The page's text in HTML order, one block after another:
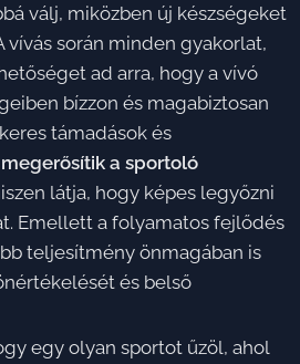
válj, miközben új készségeket
vívás során minden gyakorlat,
ad arra, hogy a vívó
bízzon és magabiztosan
támadások és
megerősítik a sportoló
látja, hogy képes legyőzni
Emellett a folyamatos fejlődés
teljesítmény önmagában is
és belső
egy olyan sportot űzöl, ahol